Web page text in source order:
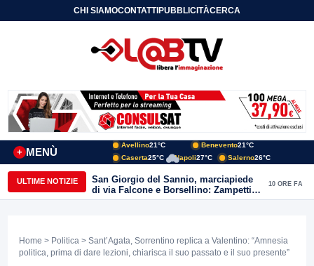
CHI SIAMOCONTATTIPUBBLICITÀCERCA
MENÙ
+
Avellino21°C Benevento21°C
Caserta25°C Napoli27°C Salerno26°C
ULTIME NOTIZIE
San Giorgio del Sannio, marciapiede
di via Falcone e Borsellino: Zampetti e
Lombardi replicano alle polemiche
10 ORE FA
Home > Politica > Sant’Agata, Sorrentino replica a Valentino: “Amnesia
politica, prima di dare lezioni, chiarisca il suo passato e il suo presente”